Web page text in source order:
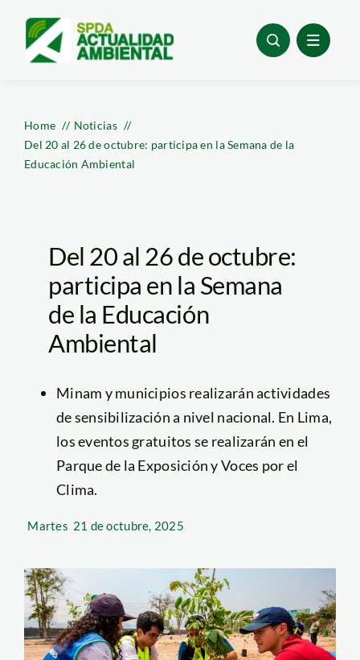
content
Home
Noticias
Del 20 al 26 de octubre: participa en la Semana de la
Educación Ambiental
Del 20 al 26 de octubre:
participa en la Semana
de la Educación
Ambiental
Minam y municipios realizarán actividades
de sensibilización a nivel nacional. En Lima,
los eventos gratuitos se realizarán en el
Parque de la Exposición y Voces por el
Clima.
Martes 21 de octubre, 2025